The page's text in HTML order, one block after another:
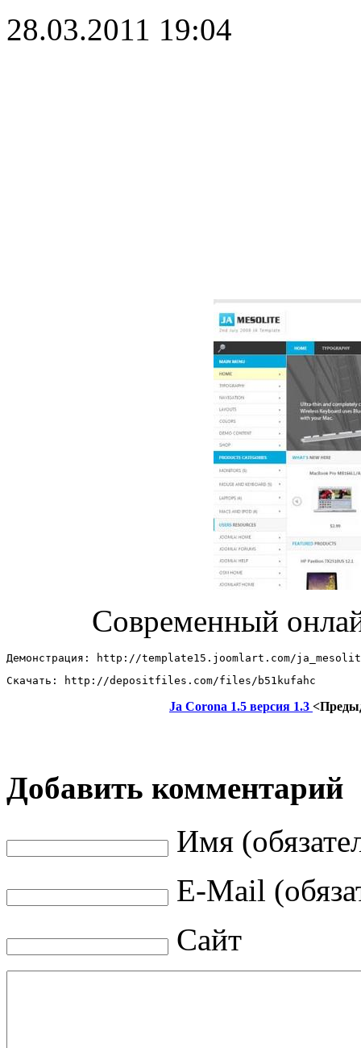
28.03.2011 19:04
Современный
Демонстрация: http://template15.joomlart.com/
Скачать: http://depositfiles.com/files/b51kufahc
Ja Corona 1.5 версия 1.3
Добавить комментарий
Имя
E-Mail
Сайт